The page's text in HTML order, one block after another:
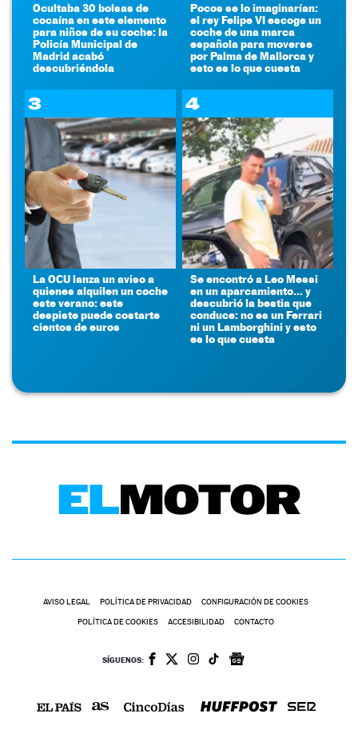
Ocultaba 30 bolsas de
cocaína en este elemento
para niños de su coche: la
Policía Municipal de
Madrid acabó
descubriéndola
Pocos se lo imaginarían:
el rey Felipe VI escoge un
coche de una marca
española para moverse
por Palma de Mallorca y
esto es lo que cuesta
3
La OCU lanza un aviso a
quienes alquilen un coche
este verano: este
despiste puede costarte
cientos de euros
4
Se encontró a Leo Messi
en un aparcamiento... y
descubrió la bestia que
conduce: no es un Ferrari
ni un Lamborghini y esto
es lo que cuesta
AVISO LEGAL POLÍTICA DE PRIVACIDAD CONFIGURACIÓN DE COOKIES
POLÍTICA DE COOKIES ACCESIBILIDAD CONTACTO
SÍGUENOS: